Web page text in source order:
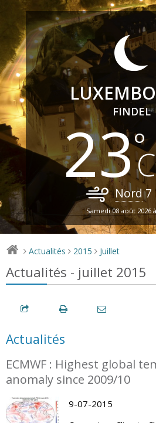
FINDEL
23
Nord7
Samedi 08 août 2026
> Actualités > 2015 > Juillet
Actualités - juillet 2015
Actualités
ECMWF : Highest global
anomaly since 2009/10
9-07-2015